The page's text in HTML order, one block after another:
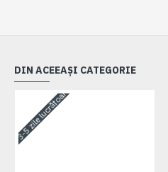
DIN ACEEAȘI CATEGORIE
3-5 zile lucrătoare